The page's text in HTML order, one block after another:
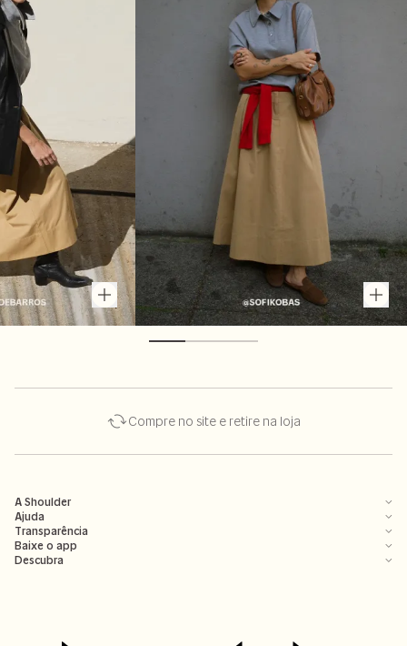
Compre no site e retire na loja
A Shoulder
Ajuda
Transparência
Baixe o app
Descubra